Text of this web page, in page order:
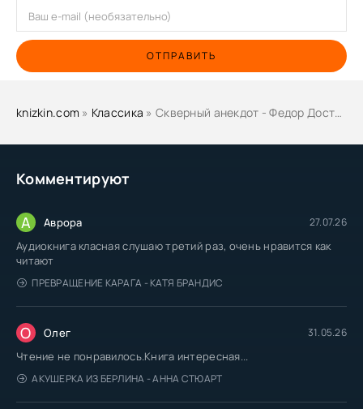
Комментируют
А Аврора 27.07.26
Аудиокнига класная слушаю третий раз, очень нравится как
читают
ПРЕВРАЩЕНИЕ КАРАГА - КАТЯ БРАНДИС
О Олег 31.05.26
Чтение не понравилось.Книга интересная...
АКУШЕРКА ИЗ БЕРЛИНА - АННА СТЮАРТ
ОТПРАВИТЬ
knizkin.com » Классика » Скверный анекдот - Федор Достоевский